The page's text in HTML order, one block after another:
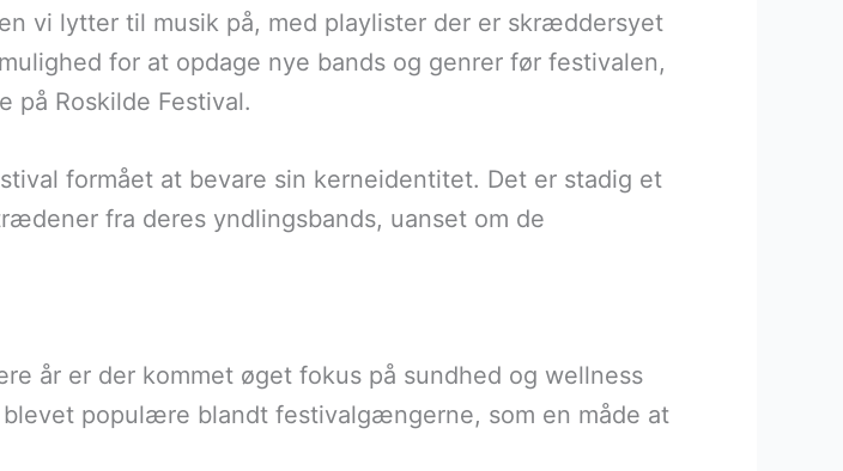
vi lytter til musik på, med playlister der er skræddersyet
for at opdage nye bands og genrer før festivalen,
på Roskilde Festival.
formået at bevare sin kerneidentitet. Det er stadig et
fra deres yndlingsbands, uanset om de
år er der kommet øget fokus på sundhed og wellness
populære blandt festivalgængerne, som en måde at